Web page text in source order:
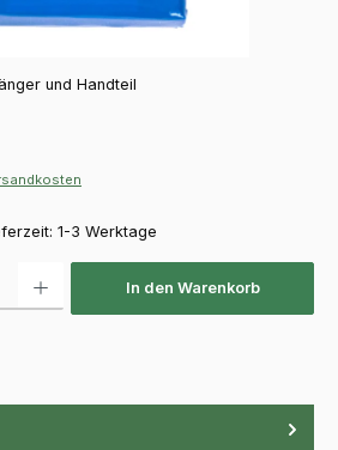
und Handteil
1-3 Werktage
In den Warenkorb